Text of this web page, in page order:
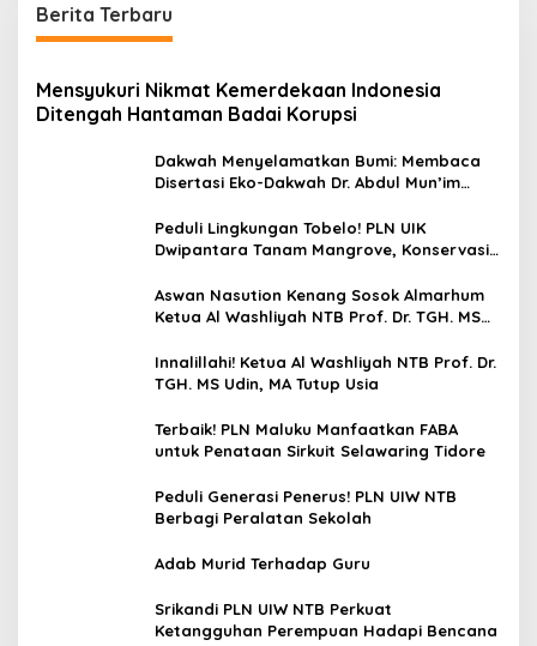
Berita Terbaru
Mensyukuri Nikmat Kemerdekaan Indonesia
Ditengah Hantaman Badai Korupsi
Dakwah Menyelamatkan Bumi: Membaca
Disertasi Eko-Dakwah Dr. Abdul Mun’im
Peduli Lingkungan Tobelo! PLN UIK
Dwipantara Tanam Mangrove, Konservasi
Aswan Nasution Kenang Sosok Almarhum
Ketua Al Washliyah NTB Prof. Dr. TGH. MS
Innalillahi! Ketua Al Washliyah NTB Prof. Dr.
TGH. MS Udin, MA Tutup Usia
Terbaik! PLN Maluku Manfaatkan FABA
untuk Penataan Sirkuit Selawaring Tidore
Peduli Generasi Penerus! PLN UIW NTB
Berbagi Peralatan Sekolah
Adab Murid Terhadap Guru
Srikandi PLN UIW NTB Perkuat
Ketangguhan Perempuan Hadapi Bencana